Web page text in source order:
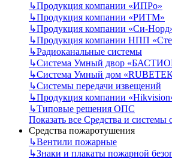
↳Продукция компании «ИПРо»
↳Продукция компании «РИТМ»
↳Продукция компании «Си-
↳Продукция компании НПП
↳Радиоканальные системы
↳Система Умный двор
↳Система Умный дом
↳Системы передачи извещений
↳Продукция компании
↳Типовые решения ОПС
Показать все Средства и
Средства пожаротушения
↳Вентили пожарные
↳Знаки и плакаты пожарной